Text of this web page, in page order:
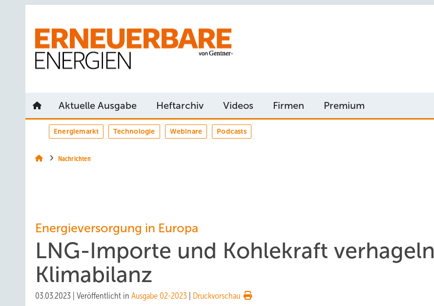
Aktuelle Ausgabe Heftarchiv Videos Firmen Premium
Energiemarkt Technologie Webinare Podcasts
Nachrichten
Energieversorgung in Europa
LNG-Importe und Kohlekraft verhageln
Klimabilanz
03.03.2023 Veröffentlicht in Ausgabe 02-2023 Druckvorschau